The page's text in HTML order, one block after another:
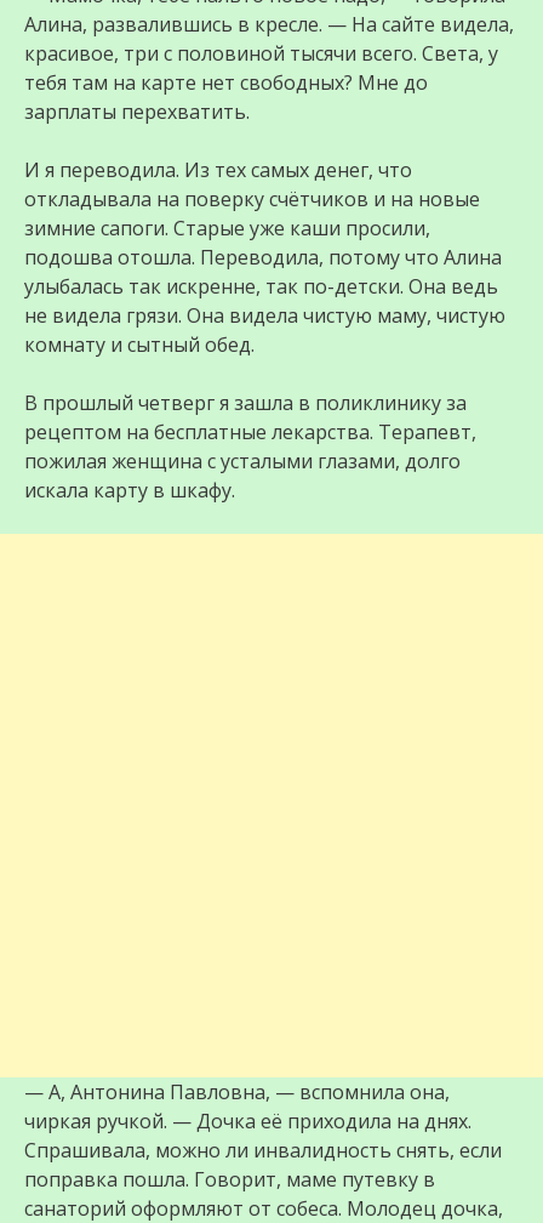
Алина, развалившись в кресле. — На сайте видела,
красивое, три с половиной тысячи всего. Света, у
тебя там на карте нет свободных? Мне до
зарплаты перехватить.
И я переводила. Из тех самых денег, что
откладывала на поверку счётчиков и на новые
зимние сапоги. Старые уже каши просили,
подошва отошла. Переводила, потому что Алина
улыбалась так искренне, так по-детски. Она ведь
не видела грязи. Она видела чистую маму, чистую
комнату и сытный обед.
В прошлый четверг я зашла в поликлинику за
рецептом на бесплатные лекарства. Терапевт,
пожилая женщина с усталыми глазами, долго
искала карту в шкафу.
— А, Антонина Павловна, — вспомнила она,
чиркая ручкой. — Дочка её приходила на днях.
Спрашивала, можно ли инвалидность снять, если
поправка пошла. Говорит, маме путевку в
санаторий оформляют от собеса. Молодец дочка,